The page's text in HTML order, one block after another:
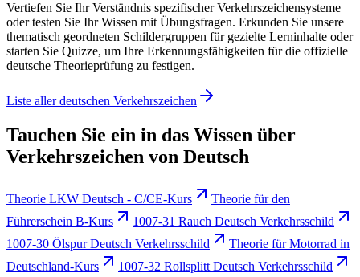
Vertiefen Sie Ihr Verständnis spezifischer Verkehrszeichensysteme
oder testen Sie Ihr Wissen mit Übungsfragen. Erkunden Sie unsere
thematisch geordneten Schildergruppen für gezielte Lerninhalte oder
starten Sie Quizze, um Ihre Erkennungsfähigkeiten für die offizielle
deutsche Theorieprüfung zu festigen.
Liste aller deutschen Verkehrszeichen
Tauchen Sie ein in das Wissen über
Verkehrszeichen von Deutsch
Theorie LKW Deutsch - C/CE-Kurs
Theorie für den
Führerschein B-Kurs
1007-31 Rauch Deutsch Verkehrsschild
1007-30 Ölspur Deutsch Verkehrsschild
Theorie für Motorrad in
Deutschland-Kurs
1007-32 Rollsplitt Deutsch Verkehrsschild